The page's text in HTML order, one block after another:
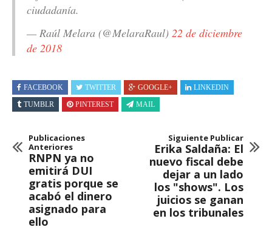
ciudadanía.
— Raúl Melara (@MelaraRaul) 22 de diciembre
de 2018
FACEBOOK TWITTER GOOGLE+
LINKEDIN
TUMBLR
PINTEREST MAIL
Publicaciones
Anteriores
RNPN ya no
emitirá DUI
gratis porque se
acabó el dinero
asignado para
ello
Siguiente Publicar
Erika Saldaña: El
nuevo fiscal debe
dejar a un lado
los "shows". Los
juicios se ganan
en los tribunales